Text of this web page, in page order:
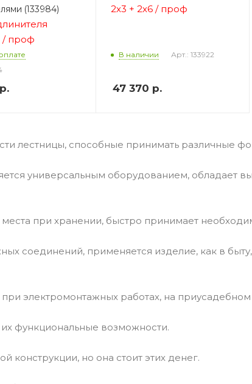
(133984)
/ проф
р.
2х3 + 2х6 / проф
В наличии Арт.: 133922
47 370 р.
лестницы, способные принимать различные
универсальным оборудованием, обладает
при хранении, быстро принимает
соединений, применяется изделие, как в быту,
электромонтажных работах, на приусадебном
функциональные возможности.
конструкции, но она стоит этих денег.